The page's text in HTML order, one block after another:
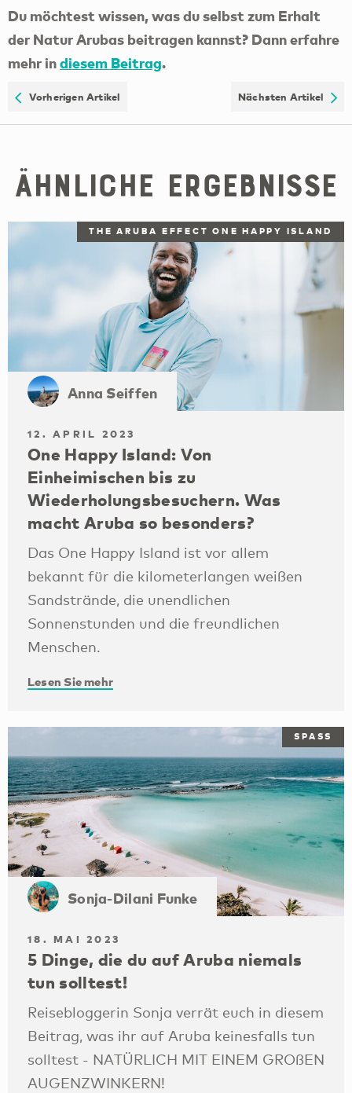
Du möchtest wissen, was du selbst zum Erhalt
der Natur Arubas beitragen kannst? Dann erfahre
mehr indiesem Beitrag.
Vorherigen Artikel Nächsten Artikel
Ähnliche Ergebnisse
THE ARUBA EFFECT ONE HAPPY ISLAND
Anna Seiffen
12. APRIL 2023
One Happy Island: Von
Einheimischen bis zu
Wiederholungsbesuchern. Was
macht Aruba so besonders?
Das One Happy Island ist vor allem
bekannt für die kilometerlangen weißen
Sandstrände, die unendlichen
Sonnenstunden und die freundlichen
Menschen.
Lesen Sie mehr
SPASS
Sonja-Dilani Funke
18. MAI 2023
5 Dinge, die du auf Aruba niemals
tun solltest!
Reisebloggerin Sonja verrät euch in diesem
Beitrag, was ihr auf Aruba keinesfalls tun
solltest - NATÜRLICH MIT EINEM GROßEN
AUGENZWINKERN!